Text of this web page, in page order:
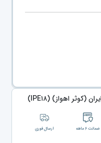
ضمانت ۶ ماهه ارسال فوری